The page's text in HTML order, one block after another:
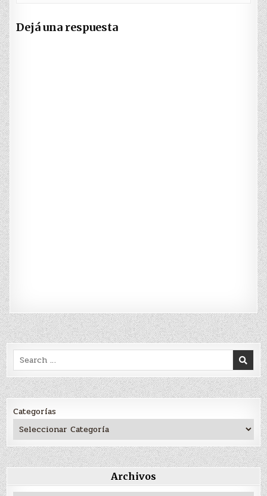
Dejá una respuesta
Search
for:
Categorías
Archivos